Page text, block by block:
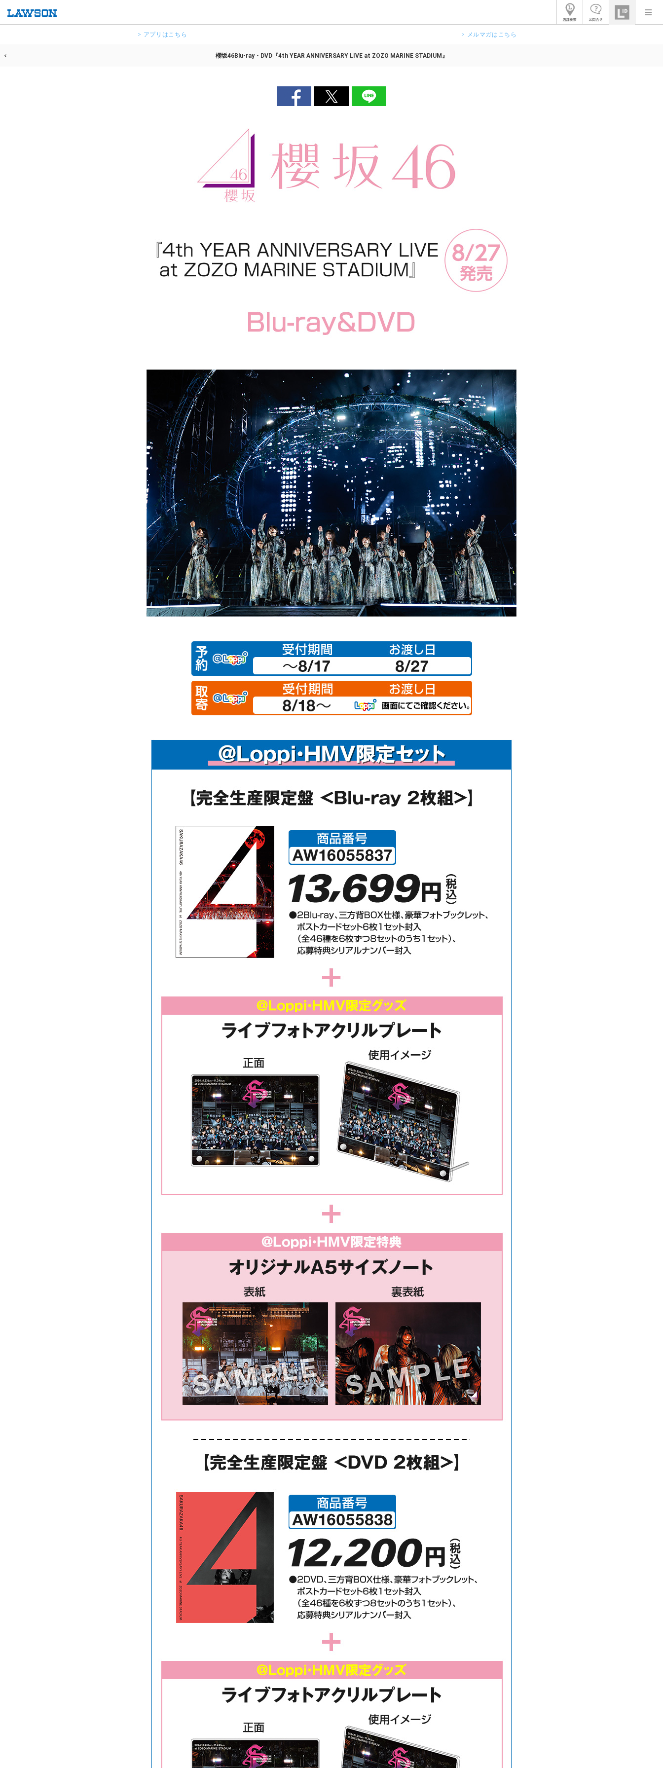
> アプリはこちら > メルマガはこちら
櫻坂46Blu-ray・DVD『4th YEAR ANNIVERSARY LIVE at ZOZO MARINE STADIUM』